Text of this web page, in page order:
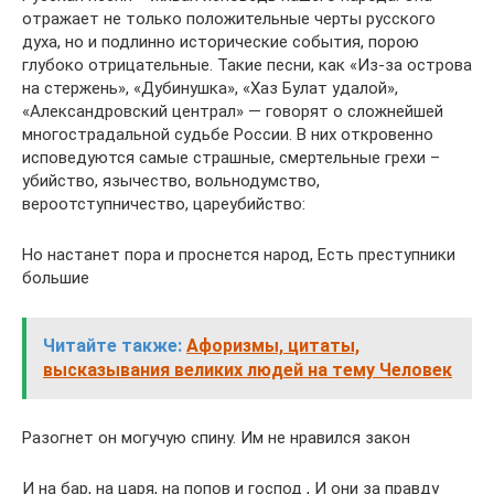
отражает не только положительные черты русского
духа, но и подлинно исторические события, порою
глубоко отрицательные. Такие песни, как «Из-за острова
на стержень», «Дубинушка», «Хаз Булат удалой»,
«Александровский централ» — говорят о сложнейшей
многострадальной судьбе России. В них откровенно
исповедуются самые страшные, смертельные грехи –
убийство, язычество, вольнодумство,
вероотступничество, цареубийство:
Но настанет пора и проснется народ, Есть преступники
большие
Читайте также: Афоризмы, цитаты,
высказывания великих людей на тему Человек
Разогнет он могучую спину. Им не нравился закон
И на бар, на царя, на попов и господ , И они за правду